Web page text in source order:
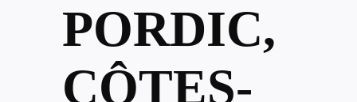
PORDIC,
CÔTES-